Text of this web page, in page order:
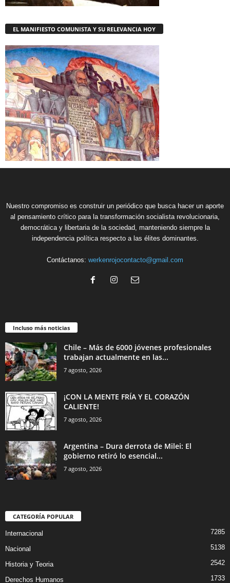
EL MANIFIESTO COMUNISTA Y SU RELEVANCIA HOY
Nuestro compromiso es construir un periódico que busca hacer un aporte
al pensamiento crítico para la transformación socialista revolucionaria,
democrática y libertaria de la sociedad, manteniendo siempre la
independencia política respecto a las élites dominantes.
Contáctanos: werkenrojocontacto@gmail.com
Incluso más noticias
Chile – Más de 6000 jóvenes profesionales
trabajan actualmente en las...
7 agosto, 2026
¡CON LA MENTE FRÍA Y EL CORAZÓN
CALIENTE!
7 agosto, 2026
Argentina – Dura derrota de Milei: El
gobierno retiró lo esencial...
7 agosto, 2026
CATEGORÍA POPULAR
Internacional 7285
Nacional 5138
Historia y Teoria 2542
Derechos Humanos 1733